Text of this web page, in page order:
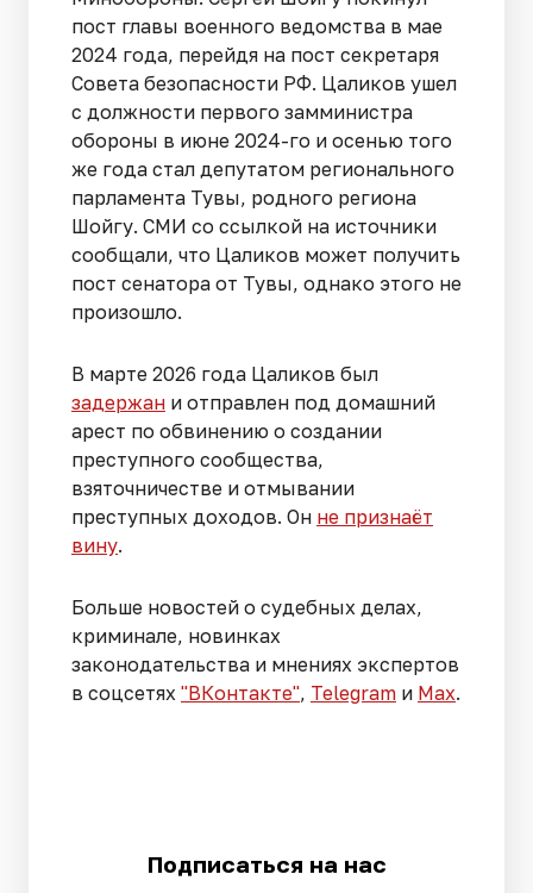
пост главы военного ведомства в мае
2024 года, перейдя на пост секретаря
Совета безопасности РФ. Цаликов ушел
с должности первого замминистра
обороны в июне 2024-го и осенью того
же года стал депутатом регионального
парламента Тувы, родного региона
Шойгу. СМИ со ссылкой на источники
сообщали, что Цаликов может получить
пост сенатора от Тувы, однако этого не
произошло.
В марте 2026 года Цаликов был
задержан и отправлен под домашний
арест по обвинению о создании
преступного сообщества,
взяточничестве и отмывании
преступных доходов. Он не признаёт
вину.
Больше новостей о судебных делах,
криминале, новинках
законодательства и мнениях экспертов
в соцсетях "ВКонтакте", Telegram и Max.
Подписаться на нас